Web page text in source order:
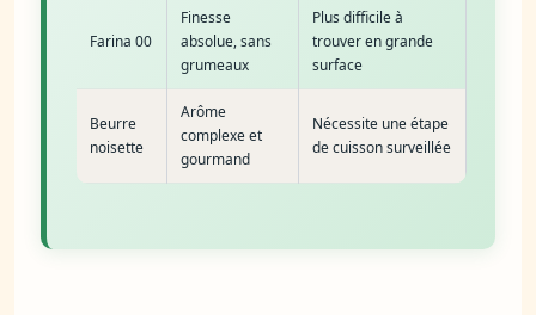
Farina 00
Finesse
absolue, sans
grumeaux
Plus difficile à
trouver en grande
surface
Beurre
noisette
Arôme
complexe et
gourmand
Nécessite une étape
de cuisson surveillée